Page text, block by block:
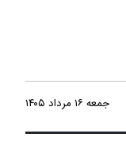
جمعه ۱۶ مرداد ۱۴۰۵